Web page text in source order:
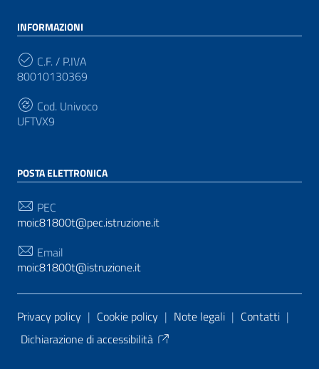
INFORMAZIONI
C.F. / P.IVA
80010130369
Cod. Univoco
UFTVX9
POSTA ELETTRONICA
PEC
moic81800t@pec.istruzione.it
Email
moic81800t@istruzione.it
Sezione Link Utili
Privacy policy | Cookie policy | Note legali | Contatti |
Dichiarazione di accessibilità